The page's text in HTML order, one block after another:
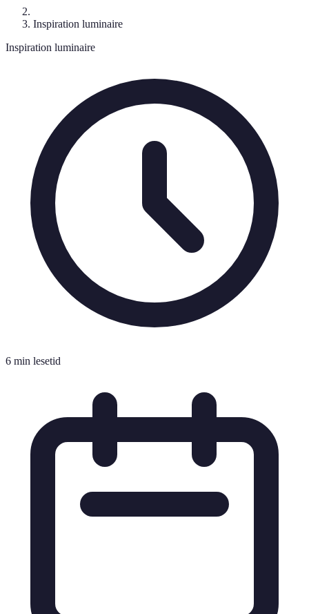
Inspiration luminaire
Inspiration luminaire
6 min lesetid